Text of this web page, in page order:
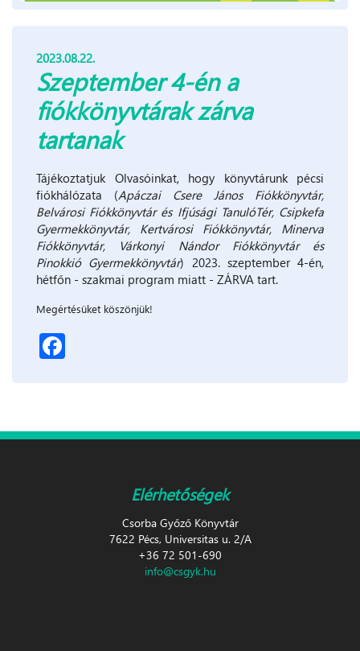
2023.08.22.
Szeptember 4-én a
fiókkönyvtárak zárva
tartanak
Tájékoztatjuk Olvasóinkat, hogy könyvtárunk pécsi
fiókhálózata (Apáczai Csere János Fiókkönyvtár,
Belvárosi Fiókkönyvtár és Ifjúsági TanulóTér, Csipkefa
Gyermekkönyvtár, Kertvárosi Fiókkönyvtár, Minerva
Fiókkönyvtár, Várkonyi Nándor Fiókkönyvtár és
Pinokkió Gyermekkönyvtár) 2023. szeptember 4-én,
hétfőn - szakmai program miatt - ZÁRVA tart.
Megértésüket köszönjük!
Elérhetőségek
Csorba Győző Könyvtár
7622 Pécs, Universitas u. 2/A
+36 72 501-690
info@csgyk.hu